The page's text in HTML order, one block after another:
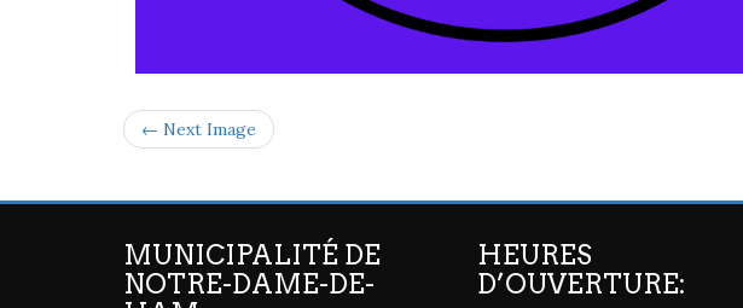
← Next Image
MUNICIPALITÉ DE
NOTRE-DAME-DE-
HEURES
D’OUVERTURE: